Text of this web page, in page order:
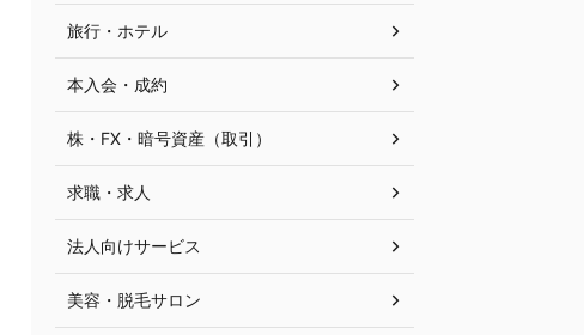
旅行・ホテル
本入会・成約
株・FX・暗号資産（取引）
求職・求人
法人向けサービス
美容・脱毛サロン